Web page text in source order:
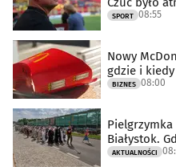
SPORT 08:55
Nowy
gdzie i
BIZNES 08:00
Białystok.
AKTUALNOŚCI